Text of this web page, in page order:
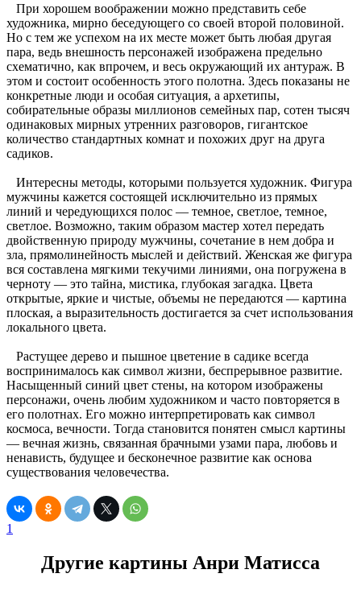
При хорошем воображении можно представить себе
художника, мирно беседующего со своей второй половиной.
Но с тем же успехом на их месте может быть любая другая
пара, ведь внешность персонажей изображена предельно
схематично, как впрочем, и весь окружающий их антураж. В
этом и состоит особенность этого полотна. Здесь показаны не
конкретные люди и особая ситуация, а архетипы,
собирательные образы миллионов семейных пар, сотен тысяч
одинаковых мирных утренних разговоров, гигантское
количество стандартных комнат и похожих друг на друга
садиков.
Интересны методы, которыми пользуется художник. Фигура
мужчины кажется состоящей исключительно из прямых
линий и чередующихся полос — темное, светлое, темное,
светлое. Возможно, таким образом мастер хотел передать
двойственную природу мужчины, сочетание в нем добра и
зла, прямолинейность мыслей и действий. Женская же фигура
вся составлена мягкими текучими линиями, она погружена в
черноту — это тайна, мистика, глубокая загадка. Цвета
открытые, яркие и чистые, объемы не передаются — картина
плоская, а выразительность достигается за счет использования
локального цвета.
Растущее дерево и пышное цветение в садике всегда
воспринималось как символ жизни, беспрерывное развитие.
Насыщенный синий цвет стены, на котором изображены
персонажи, очень любим художником и часто повторяется в
его полотнах. Его можно интерпретировать как символ
космоса, вечности. Тогда становится понятен смысл картины
— вечная жизнь, связанная брачными узами пара, любовь и
ненависть, будущее и бесконечное развитие как основа
существования человечества.
1
Другие картины Анри Матисса